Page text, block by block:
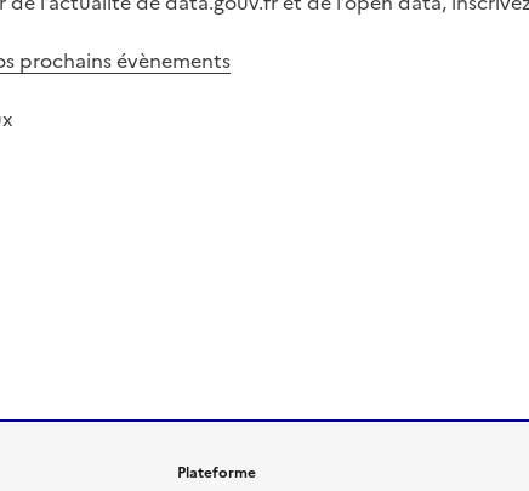
prochains évènements
Plateforme